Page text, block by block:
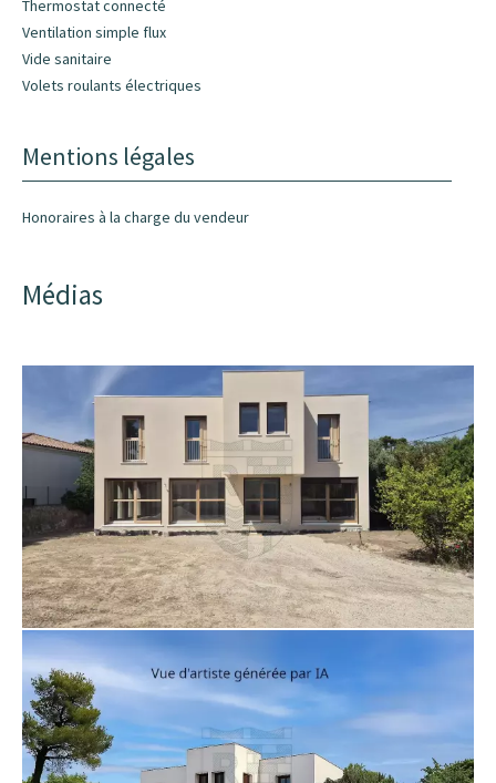
Thermostat connecté
Ventilation simple flux
Vide sanitaire
Volets roulants électriques
Mentions légales
Honoraires à la charge du vendeur
Médias